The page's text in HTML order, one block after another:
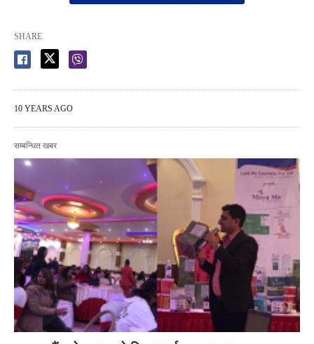
SHARE
10 YEARS AGO
सम्बन्धित खबर